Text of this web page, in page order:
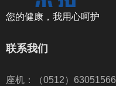
您的健康，我用心呵护
联系我们
座机：（0512）63051566